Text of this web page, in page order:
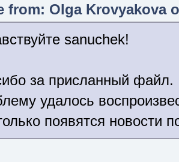
from: Olga Krovyakova
sanuchek!
за присланный файл.
удалось
появятся новости